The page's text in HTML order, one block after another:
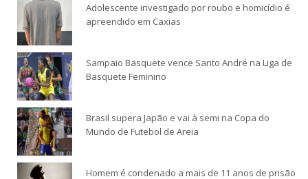
Adolescente investigado por roubo e homicídio é
apreendido em Caxias
Sampaio Basquete vence Santo André na Liga de
Basquete Feminino
Brasil supera Japão e vai à semi na Copa do
Mundo de Futebol de Areia
Homem é condenado a mais de 11 anos de prisão